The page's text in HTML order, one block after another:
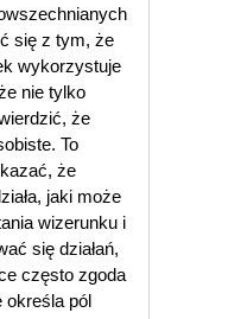
się z tym, że
wykorzystuje
nie tylko
że
To
że
jaki może
wizerunku i
się działań,
często zgoda
określa pól